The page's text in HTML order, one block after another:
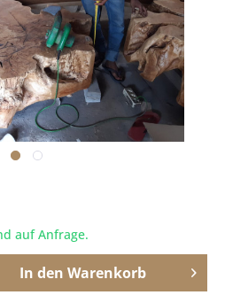
auf Anfrage.
In den Warenkorb